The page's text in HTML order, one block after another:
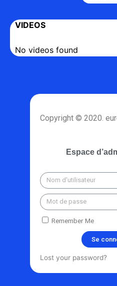
VIDEOS
No videos found
Copyright © 2020.
Espace
Remember Me
Se
Lost your password?